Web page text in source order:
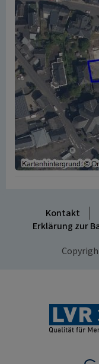
Kontakt
Erklärung zur